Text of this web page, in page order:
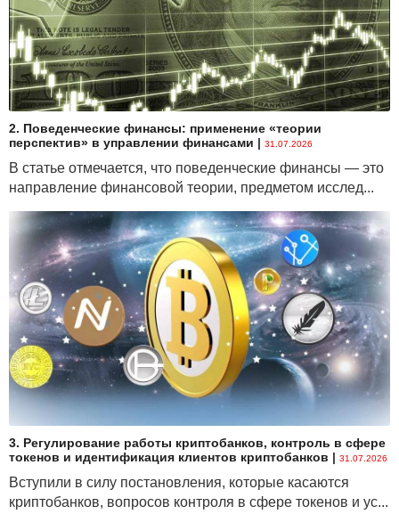
2. Поведенческие финансы: применение «теории
перспектив» в управлении финансами | 31.07.2026
В статье отмечается, что поведенческие финансы — это
направление финансовой теории, предметом исслед...
3. Регулирование работы криптобанков, контроль в сфере
токенов и идентификация клиентов криптобанков | 31.07.2026
Вступили в силу постановления, которые касаются
криптобанков, вопросов контроля в сфере токенов и ус...